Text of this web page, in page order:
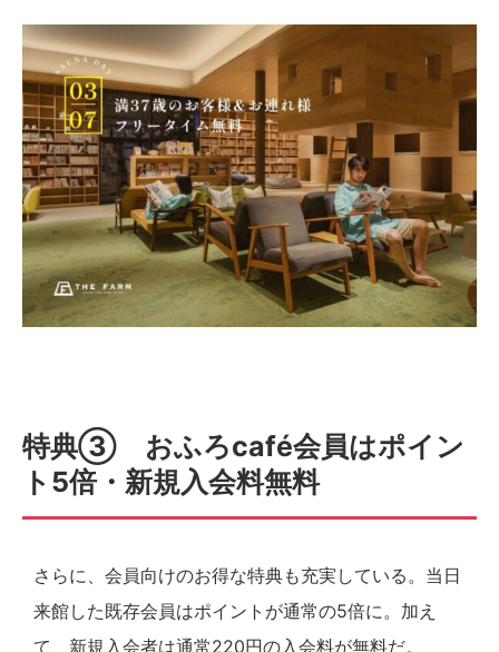
特典③ おふろcafé会員はポイン
ト5倍・新規入会料無料
さらに、会員向けのお得な特典も充実している。当日
来館した既存会員はポイントが通常の5倍に。加え
て、新規入会者は通常220円の入会料が無料だ。